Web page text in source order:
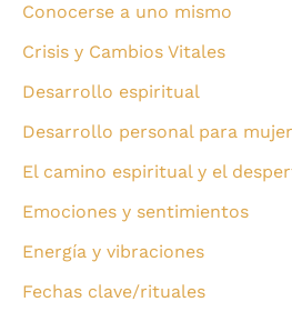
Conocerse a uno mismo
Crisis y Cambios Vitales
Desarrollo espiritual
Desarrollo personal para
El camino espiritual y el
Emociones y sentimientos
Energía y vibraciones
Fechas clave/rituales